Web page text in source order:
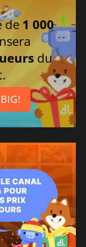
de 1 000
du